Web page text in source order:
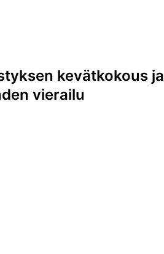
kevätkokous ja
vierailu